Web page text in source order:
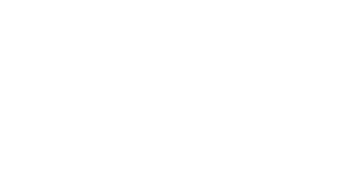
könnyedén a pedig akár 20°-os emelkedőkön
válasszon a 3 előremeneti és az egy
motoros talicska még keskeny utakon is
és sok más áru számára. A robusztus acélból